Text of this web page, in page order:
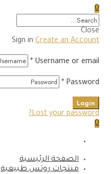
0
Close
Sign in Create an Account
Username or email
*
Password
*
Login
Lost your password?
0
الصفحة الرئيسية
منتجات روتس طبيعية